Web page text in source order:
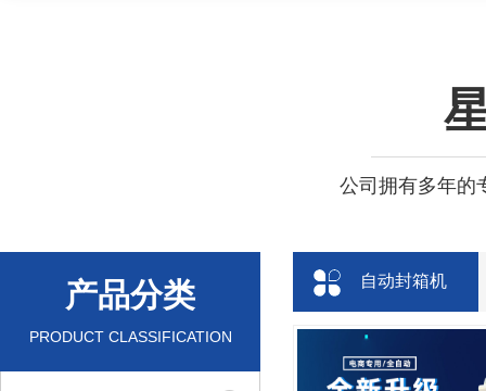
公司拥有多年的
产品分类
PRODUCT CLASSIFICATION
自动封箱机